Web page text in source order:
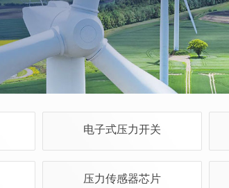
电子式压力开关
压力传感器芯片